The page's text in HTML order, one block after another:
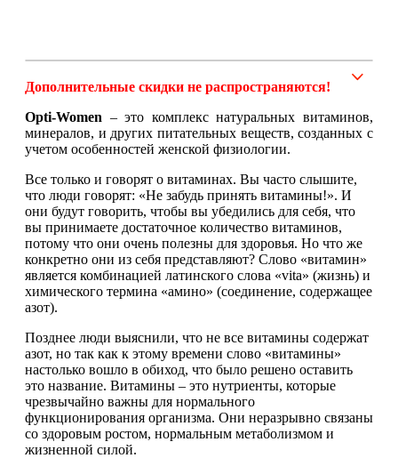
Суставы и связки
Коллаген
Протеин
НАЗАД
Сывороточный протеин
Казеин
Многокомпонентный и яичный протеин
Растительный протеин
Снижение веса
Дополнительные скидки не распространяются!
Opti-Women – это комплекс натуральных витаминов,
минералов, и других питательных веществ, созданных с
учетом особенностей женской физиологии.
Все только и говорят о витаминах. Вы часто слышите,
что люди говорят: «Не забудь принять витамины!». И
они будут говорить, чтобы вы убедились для себя, что
вы принимаете достаточное количество витаминов,
потому что они очень полезны для здоровья. Но что же
конкретно они из себя представляют? Слово «витамин»
является комбинацией латинского слова «vita» (жизнь) и
химического термина «амино» (соединение, содержащее
азот).
Позднее люди выяснили, что не все витамины содержат
азот, но так как к этому времени слово «витамины»
настолько вошло в обиход, что было решено оставить
это название. Витамины – это нутриенты, которые
чрезвычайно важны для нормального
функционирования организма. Они неразрывно связаны
со здоровым ростом, нормальным метаболизмом и
жизненной силой.